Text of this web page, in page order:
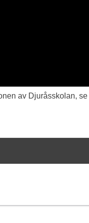
av Djuråsskolan, se